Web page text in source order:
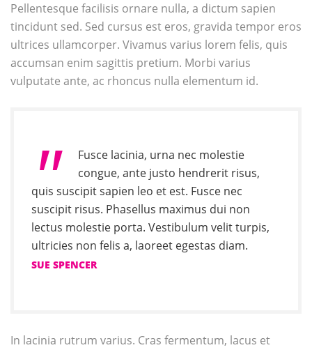
Pellentesque facilisis ornare nulla, a dictum sapien
tincidunt sed. Sed cursus est eros, gravida tempor eros
ultrices ullamcorper. Vivamus varius lorem felis, quis
accumsan enim sagittis pretium. Morbi varius
vulputate ante, ac rhoncus nulla elementum id.
Fusce lacinia, urna nec molestie
congue, ante justo hendrerit risus,
quis suscipit sapien leo et est. Fusce nec
suscipit risus. Phasellus maximus dui non
lectus molestie porta. Vestibulum velit turpis,
ultricies non felis a, laoreet egestas diam.
SUE SPENCER
In lacinia rutrum varius. Cras fermentum, lacus et